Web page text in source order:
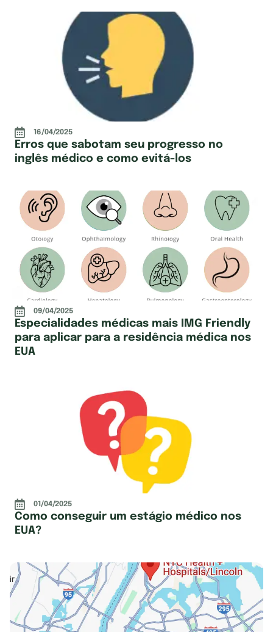
16/04/2025
Erros que sabotam seu progresso no
inglês médico e como evitá-los
09/04/2025
Especialidades médicas mais IMG Friendly
para aplicar para a residência médica nos
EUA
01/04/2025
Como conseguir um estágio médico nos
EUA?